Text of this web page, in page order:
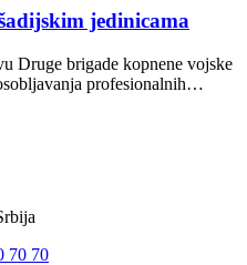
jedinicama
Druge brigade kopnene vojske
profesionalnih…
70 70